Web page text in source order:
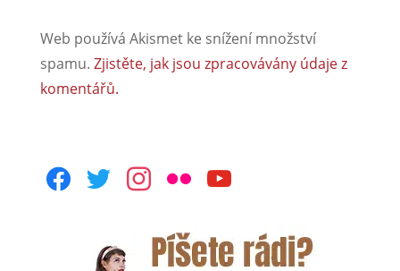
Web používá Akismet ke snížení množství
spamu. Zjistěte, jak jsou zpracovávány údaje z
komentářů.
facebooktwitterinstagram
flickr youtube